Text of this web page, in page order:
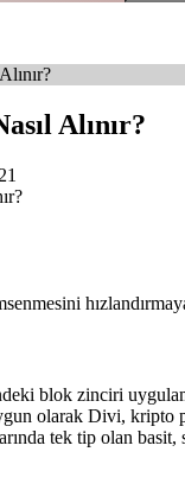
Alınır?
blok zinciri
olarak Divi, kripto
tek tip olan